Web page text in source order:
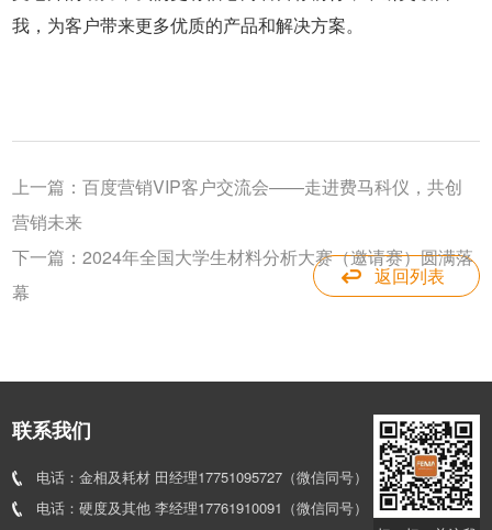
我，为客户带来更多优质的产品和解决方案。
上一篇：百度营销VIP客户交流会——走进费马科仪，共创
营销未来
下一篇：2024年全国大学生材料分析大赛（邀请赛）圆满落
幕
返回列表
联系我们
电话：金相及耗材 田经理17751095727（微信同号）
电话：硬度及其他 李经理17761910091（微信同号）